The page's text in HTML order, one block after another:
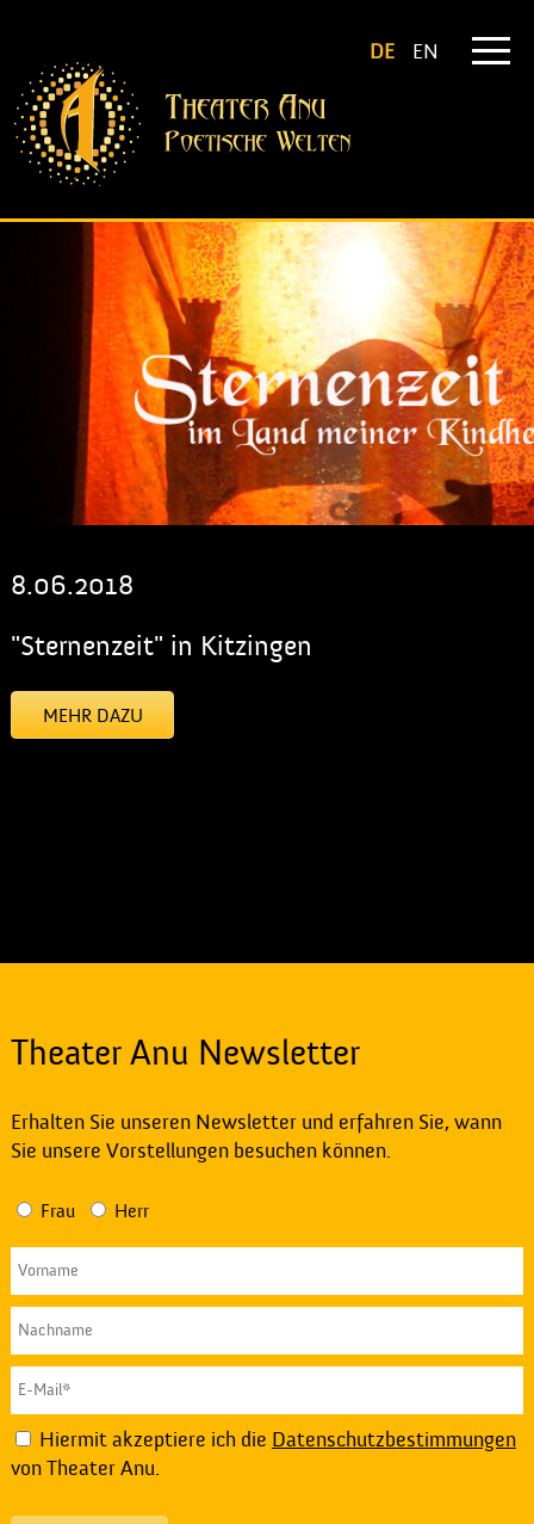
DE EN
8.06.2018
"Sternenzeit" in Kitzingen
MEHR DAZU
Theater Anu Newsletter
Erhalten Sie unseren Newsletter und erfahren Sie, wann
Sie unsere Vorstellungen besuchen können.
Frau Herr
Hiermit akzeptiere ich die Datenschutzbestimmungen
von Theater Anu.